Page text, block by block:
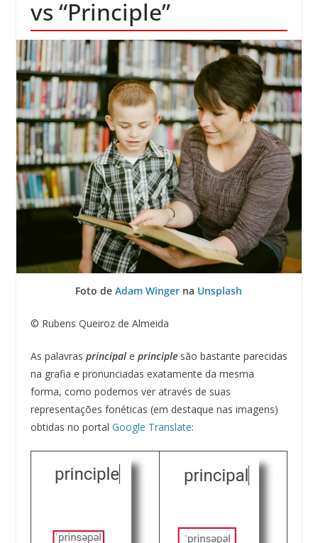
vs “Principle”
Foto deAdam Winger na Unsplash
© Rubens Queiroz de Almeida
As palavras principale principlesão bastante parecidas
na grafia e pronunciadas exatamente da mesma
forma, como podemos ver através de suas
representações fonéticas (em destaque nas imagens)
obtidas no portal Google Translate: